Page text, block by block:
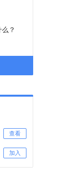
？
查看
加入